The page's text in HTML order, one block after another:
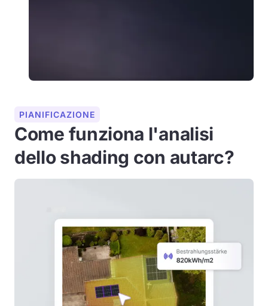
PIANIFICAZIONE
Come funziona l'analisi
dello shading con autarc?